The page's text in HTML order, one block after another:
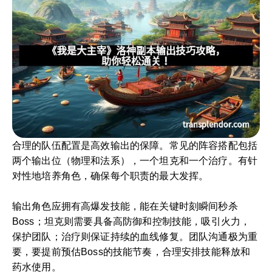
合理的队伍配置是高效输出的保障。常见的阵容搭配包括
两个输出位（物理和法系），一个坦克和一个治疗。有针
对性地培养角色，确保每个职责的最大发挥。
输出角色应拥有高爆发技能，能在关键时刻瞬间秒杀
Boss；坦克则需要具备高防御和控制技能，吸引火力，
保护团队；治疗则保证持续的血线修复。团队沟通极为重
要，要提前预估Boss的技能节奏，合理安排技能释放和
药水使用。